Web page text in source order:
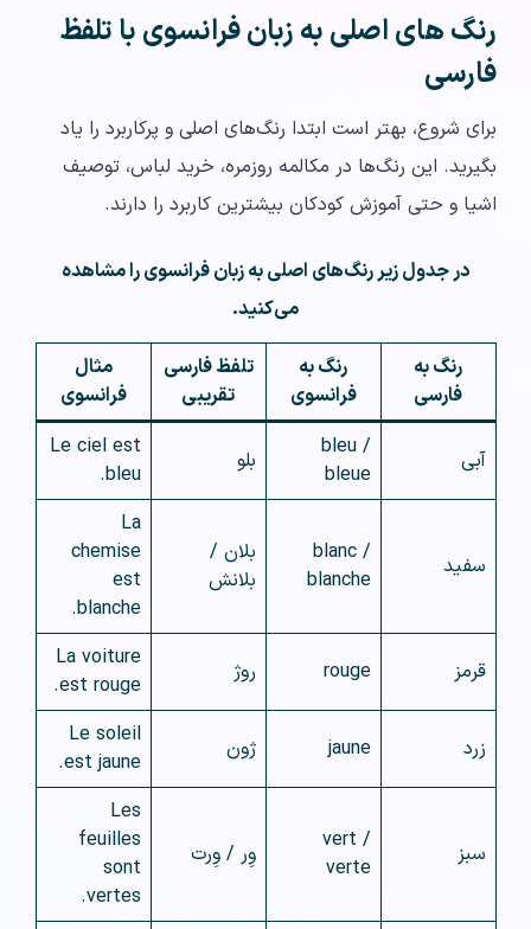
رنگ‌ های اصلی به زبان فرانسوی با تلفظ
فارسی
برای شروع، بهتر است ابتدا رنگ‌های اصلی و پرکاربرد را یاد
بگیرید. این رنگ‌ها در مکالمه روزمره، خرید لباس، توصیف
اشیا و حتی آموزش کودکان بیشترین کاربرد را دارند.
در جدول زیر رنگ‌های اصلی به زبان فرانسوی را مشاهده
می‌کنید.
رنگ به
فارسی
رنگ به
فرانسوی
تلفظ فارسی
تقریبی
مثال
فرانسوی
آبی
bleu /
bleue
بلو
Le ciel est
bleu.
سفید
blanc /
blanche
بلان /
بلانش
La
chemise
est
blanche.
قرمز rouge روژ
La voiture
est rouge.
زرد jaune ژون
Le soleil
est jaune.
سبز
vert /
verte
وِر / وِرت
Les
feuilles
sont
vertes.